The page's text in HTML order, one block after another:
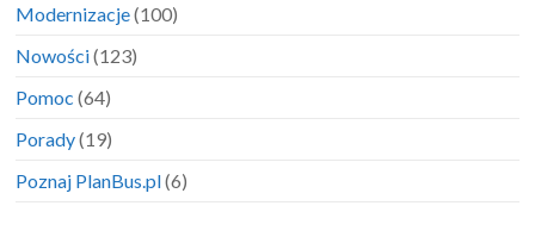
Modernizacje(100)
Nowości(123)
Pomoc (64)
Porady(19)
Poznaj PlanBus.pl(6)